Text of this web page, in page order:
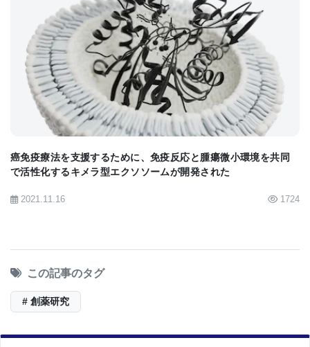
BIOMARKET JP
癌免疫療法を支援するために、免疫反応と腫瘍微小環境を共同
で活性化するキメラ型エクソソームが開発された
2021.11.16 1724
この記事のタグ
# 創薬研究